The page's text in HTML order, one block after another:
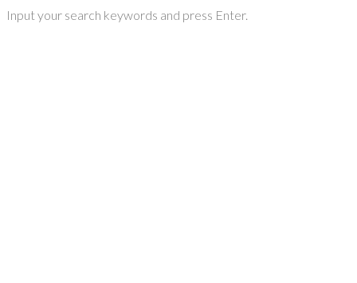
Input your search keywords and press Enter.